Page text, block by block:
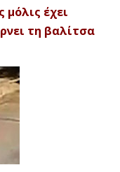
μόλις έχει
τη βαλίτσα